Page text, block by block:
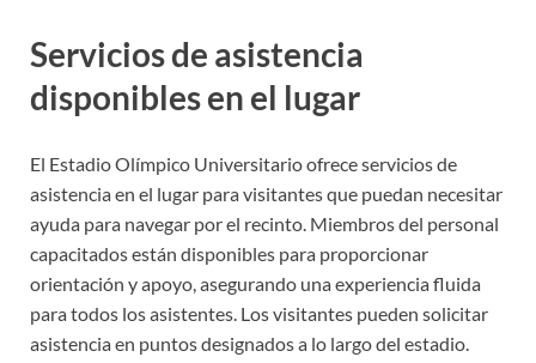
Servicios de asistencia
disponibles en el lugar
El Estadio Olímpico Universitario ofrece servicios de
asistencia en el lugar para visitantes que puedan necesitar
ayuda para navegar por el recinto. Miembros del personal
capacitados están disponibles para proporcionar
orientación y apoyo, asegurando una experiencia fluida
para todos los asistentes. Los visitantes pueden solicitar
asistencia en puntos designados a lo largo del estadio.